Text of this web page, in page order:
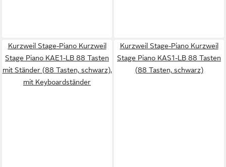
Kurzweil Stage-Piano Kurzweil
Stage Piano KAE1-LB 88 Tasten
mit Ständer (88 Tasten, schwarz),
mit Keyboardständer
Kurzweil Stage-Piano Kurzweil
Stage Piano KAS1-LB 88 Tasten
(88 Tasten, schwarz)